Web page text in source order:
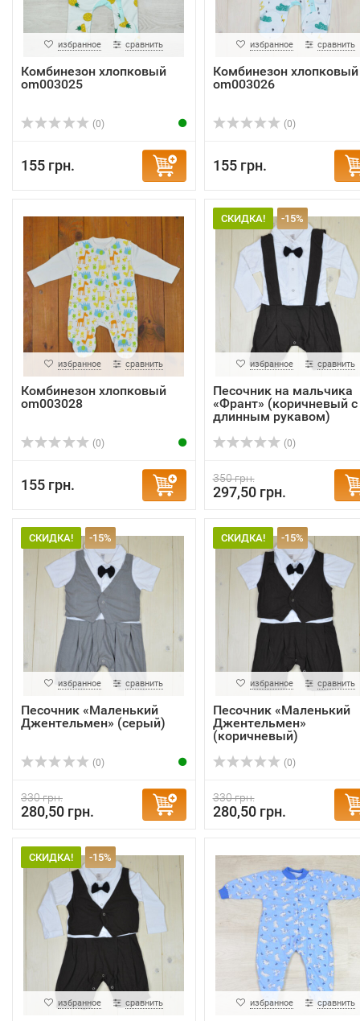
избранное сравнить
Комбинезон хлопковый
om003025
(0)
155 грн.
избранное сравнить
Комбинезон хлопковый
om003026
(0)
155 грн.
избранное сравнить
Комбинезон хлопковый
om003028
(0)
155 грн.
СКИДКА! -15%
избранное сравнить
Песочник на мальчика
«Франт» (коричневый с
длинным рукавом)
(0)
350 грн.
297,50 грн.
СКИДКА! -15%
избранное сравнить
Песочник «Маленький
Джентельмен» (серый)
(0)
330 грн.
280,50 грн.
СКИДКА! -15%
избранное сравнить
Песочник «Маленький
Джентельмен»
(коричневый)
(0)
330 грн.
280,50 грн.
СКИДКА! -15%
избранное сравнить избранное сравнить